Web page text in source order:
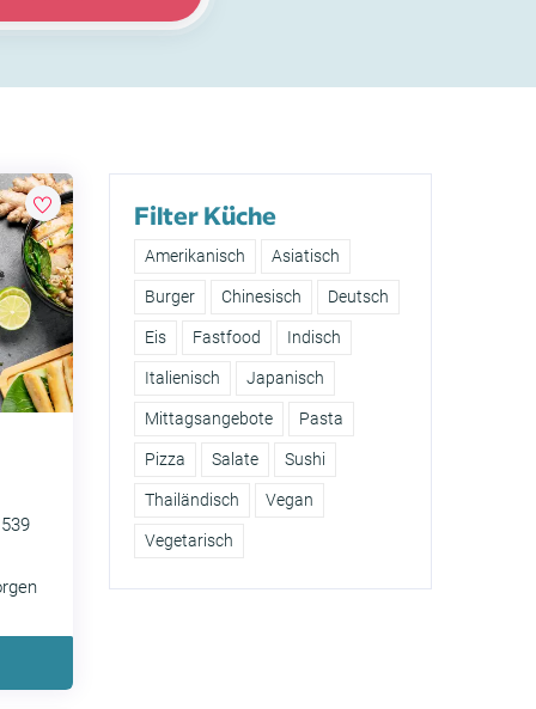
Filter Küche
Amerikanisch Asiatisch
Burger Chinesisch Deutsch
Eis Fastfood Indisch
Italienisch Japanisch
Mittagsangebote Pasta
Pizza Salate Sushi
Thailändisch Vegan
Vegetarisch